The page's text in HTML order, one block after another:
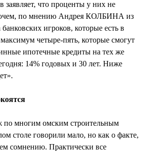
заявляет, что проценты у них не
по мнению Андрея КОЛБИНА из
игроков, которые есть в
четыре-пять, которые смогут
ипотечные кредиты на тех же
14% годовых и 30 лет. Ниже
по многим омским строительным
столе говорили мало, но как о факте,
сомнению. Практически все